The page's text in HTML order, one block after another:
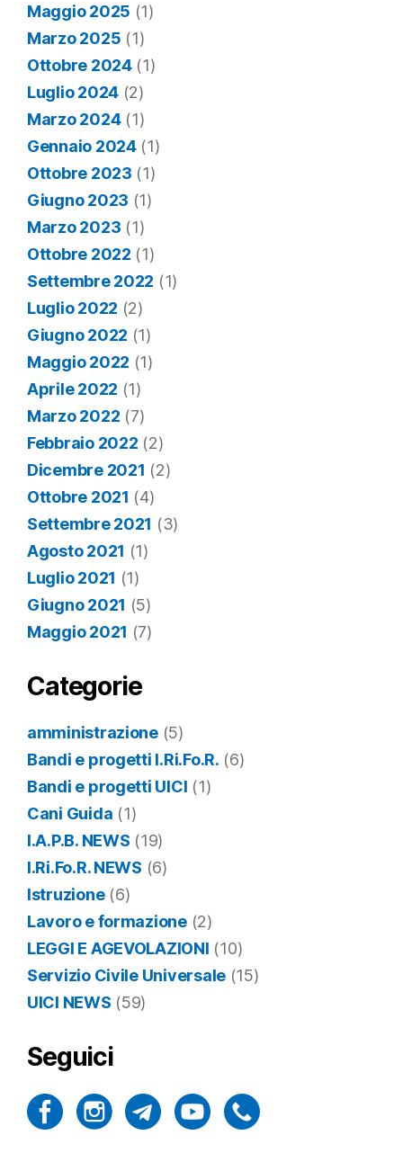
Maggio 2025 (1)
Marzo 2025 (1)
Ottobre 2024(1)
Luglio 2024 (2)
Marzo 2024(1)
Gennaio 2024(1)
Ottobre 2023 (1)
Giugno 2023 (1)
Marzo 2023 (1)
Ottobre 2022 (1)
Settembre 2022 (1)
Luglio 2022 (2)
Giugno 2022 (1)
Maggio 2022 (1)
Aprile 2022 (1)
Marzo 2022 (7)
Febbraio 2022 (2)
Dicembre 2021 (2)
Ottobre 2021 (4)
Settembre 2021 (3)
Agosto 2021 (1)
Luglio 2021 (1)
Giugno 2021 (5)
Maggio 2021 (7)
Categorie
amministrazione(5)
Bandi e progetti I.Ri.Fo.R. (6)
Bandi e progetti UICI (1)
Cani Guida (1)
I.A.P.B. NEWS (19)
I.Ri.Fo.R. NEWS (6)
Istruzione(6)
Lavoro e formazione(2)
LEGGI E AGEVOLAZIONI (10)
Servizio Civile Universale(15)
UICI NEWS (59)
Seguici